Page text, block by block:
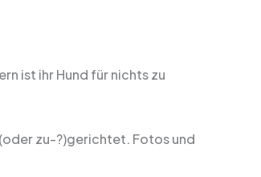
ist ihr Hund für nichts zu
zu-?)gerichtet. Fotos und